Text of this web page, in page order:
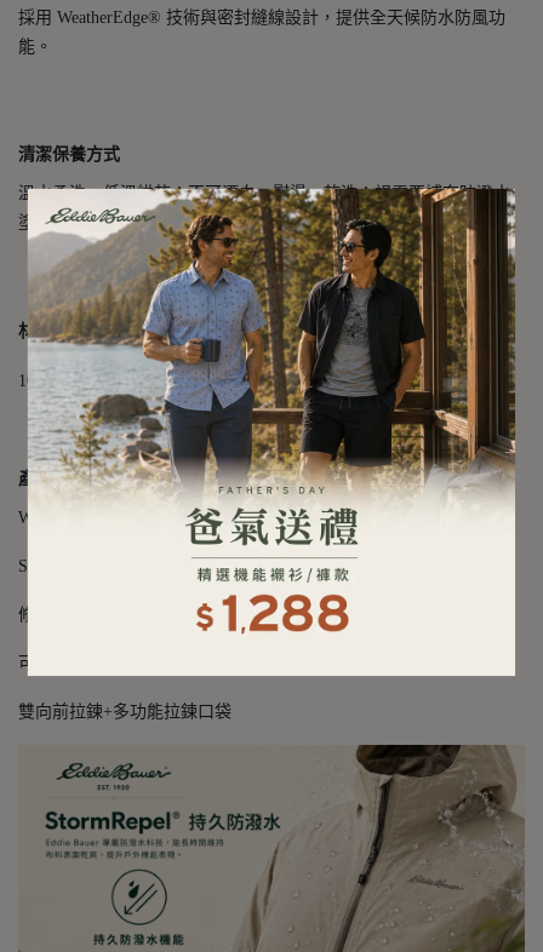
採用 WeatherEdge® 技術與密封縫線設計，提供全天候防水防風功
能。
清潔保養方式
溫水柔洗、低溫烘乾；不可漂白、熨燙、乾洗；視需要補充防潑水
塗層
材質成分
100% 聚酯纖維
產品細節
WeatherEdge® 接縫密封防水透氣科技
StormRepel® DWR Pro 防潑水塗層
修身剪裁打造公主線條
可拆或調整帽兜+防風擋片具保暖
雙向前拉鍊+多功能拉鍊口袋